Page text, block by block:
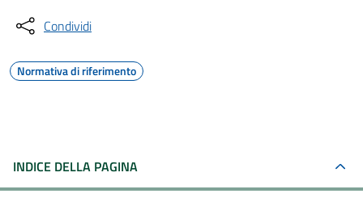
Condividi
Normativa di riferimento
INDICE DELLA PAGINA